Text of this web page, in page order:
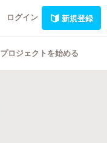
ログイン 新規登録
プロジェクトを始める